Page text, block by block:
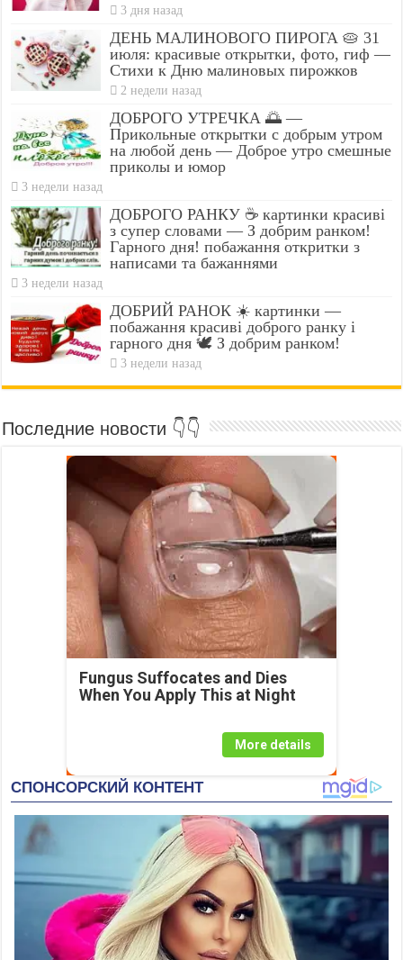
3 дня назад
ДЕНЬ МАЛИНОВОГО ПИРОГА 🥧 31
июля: красивые открытки, фото, гиф —
Стихи к Дню малиновых пирожков
2 недели назад
ДОБРОГО УТРЕЧКА 🌅 —
Прикольные открытки с добрым утром
на любой день — Доброе утро смешные
приколы и юмор
3 недели назад
ДОБРОГО РАНКУ ☕ картинки красиві
з супер словами — З добрим ранком!
Гарного дня! побажання откритки з
написами та бажаннями
3 недели назад
ДОБРИЙ РАНОК ☀️ картинки —
побажання красиві доброго ранку і
гарного дня 🕊️ З добрим ранком!
3 недели назад
Последние новости 👇👇
Fungus Suffocates and Dies
When You Apply This at Night
More details